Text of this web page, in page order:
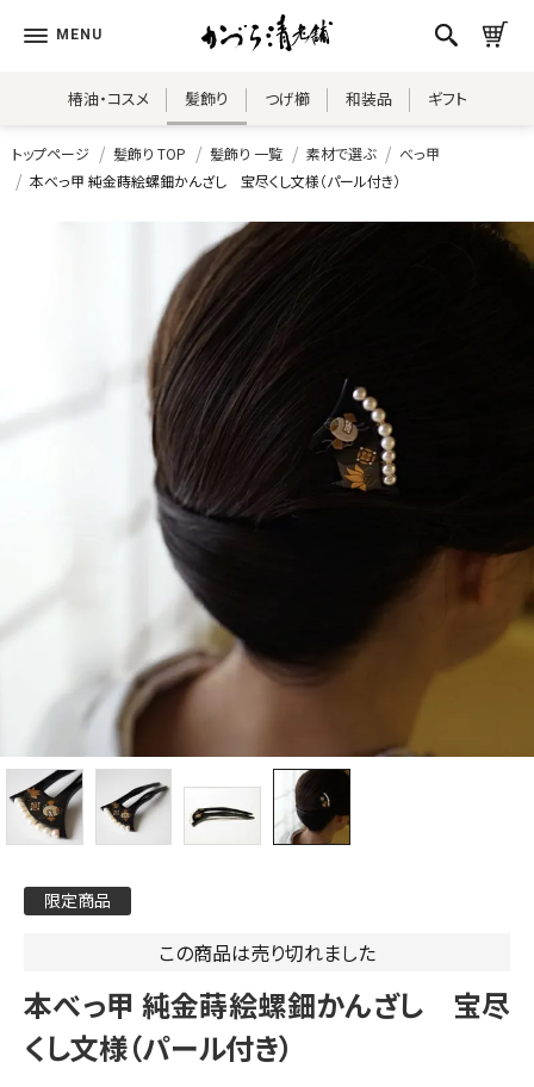
椿油・コスメ 髪飾り つげ櫛 和装品 ギフト
トップページ 髪飾り TOP 髪飾り 一覧 素材で選ぶ
べっ甲
本べっ甲 純金蒔絵螺鈿かんざし 宝尽くし文様（パール付き）
限定商品
この商品は売り切れました
本べっ甲 純金蒔絵螺鈿かんざし 宝尽
くし文様（パール付き）